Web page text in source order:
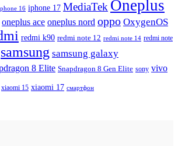
16 iphone 17 MediaTek Oneplus
oneplus ace oneplus nord oppo OxygenOS
redmi k90 redmi note 12 redmi note 14 redmi note
samsung samsung galaxy
8 Elite Snapdragon 8 Gen Elite sony vivo
xiaomi 15 xiaomi 17 смартфон